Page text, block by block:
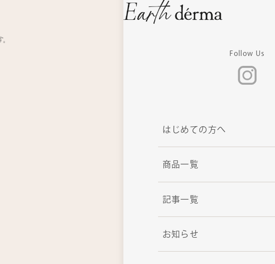
Follow Us
はじめての方へ
商品一覧
記事一覧
お知らせ